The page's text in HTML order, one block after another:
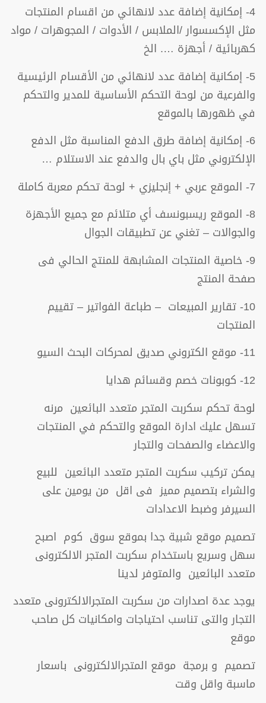
4- إمكانية إضافة عدد لانهائي من اقسام المنتجات
مثل الإكسسوار /الملابس / الأدوات / المجوهرات / مواد
كهربائية / أجهزة …. الخ
5- إمكانية إضافة عدد لانهائي من الأقسام الرئيسية
والفرعية من لوحة التحكم الأساسية للمدير والتحكم
في ظهورها بالموقع
6- إمكانية إضافة طرق الدفع المناسبة مثل الدفع
الإلكتروني مثل باي بال والدفع عند الاستلام …
7- الموقع عربي + إنجليزي + لوحة تحكم معربة كاملة
8- الموقع ريسبونسف أي متلائم مع جميع الأجهزة
والجوالات – تغني عن تطبيقات الجوال
9- خاصية المنتجات المشابهة للمنتج الحالي فى
صفحة المنتج
10- تقارير المبيعات – طباعة الفواتير – تقييم
المنتجات
11- موقع الكتروني صديق لمحركات البحث السيو
12- كوبونات خصم وقسائم هدايا
لوحة تحكم سكربت المتجر متعدد البائعين مرنه
تسهل عليك ادارة الموقع والتحكم في المنتجات
والاعضاء والصفحات والتجار
يمكن تركيب سكربت المتجر متعدد البائعين للبيع
والشراء بتصميم مميز فى اقل من يومين على
السيرفر وضبط الاعدادات
تصميم موقع شبية جدا بموقع سوق كوم اصبح
سهل وسريع باستخدام سكربت المتجر الالكترونى
متعدد البائعين والمتوفر لدينا
يوجد عدة اصدارات من سكربت المتجرالالكترونى متعدد
التجار والتى تناسب احتياجات وامكانيات كل صاحب
موقع
تصميم و برمجة موقع المتجرالالكترونى باسعار
ماسبة واقل وقت